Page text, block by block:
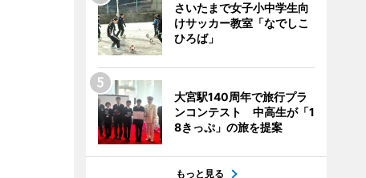
さいたまで女子小中学生向
けサッカー教室「なでしこ
ひろば」
大宮駅140周年で旅行プラ
ンコンテスト 中高生が「1
8きっぷ」の旅を提案
もっと見る